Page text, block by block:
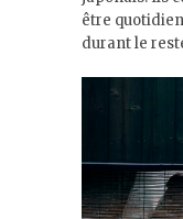
être
durant le